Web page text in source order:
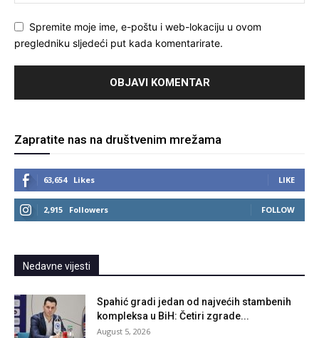
Spremite moje ime, e-poštu i web-lokaciju u ovom
pregledniku sljedeći put kada komentarirate.
Zapratite nas na društvenim mrežama
63,654 Likes LIKE
2,915 Followers FOLLOW
Nedavne vijesti
Spahić gradi jedan od najvećih stambenih
kompleksa u BiH: Četiri zgrade...
August 5, 2026